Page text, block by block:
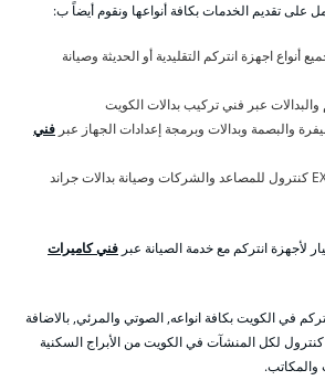
على تقديم الخدمات بكافة أنواعها ونقوم أيضاً ب:
أنواع اجهزة انتركم التقليدية أو الحديثة وصيانة
عبر فني تركيب بدالات الكويت
والبصمة وبدالات وبرمجة إعدادات الجهاز عبر فني
نوفر أيضا خدمة تركيب أجهزة EX كنترول للمصاعد والشركات وصيانة بدالات جراند
لأجهزة انتركم مع خدمة الصيانة عبر فني كاميرات
في الكويت بكافة انواعه, الصوتي والمرئي, بالاضافة
لكل المنشآت في الكويت من الأبراج السكنية
والمكاتب.